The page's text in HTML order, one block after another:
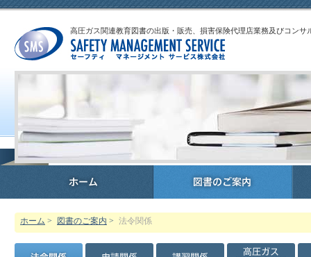
高圧ガス関連教育図書の出版・販売、損害保険代理店業務及びコンサ
ホーム > 図書のご案内 > 法令関係